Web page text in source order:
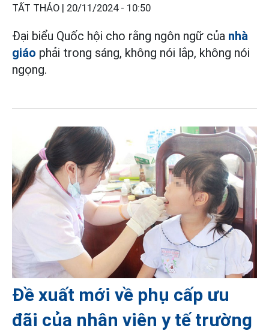
TẤT THẢO | 20/11/2024 - 10:50
Đại biểu Quốc hội cho rằng ngôn ngữ của nhà
giáo phải trong sáng, không nói lắp, không nói
ngọng.
Đề xuất mới về phụ cấp ưu
đãi của nhân viên y tế trường